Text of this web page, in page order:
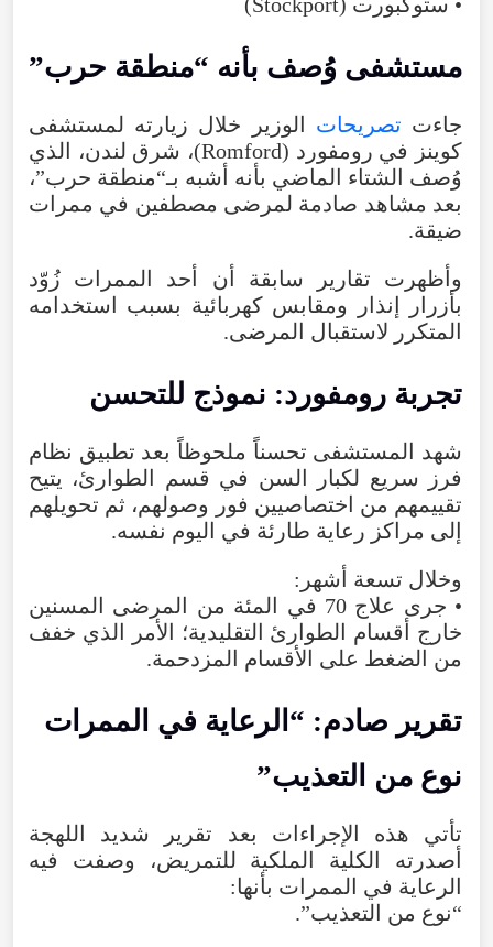
مستشفى وُصف بأنه “منطقة حرب”
جاءت تصريحات الوزير خلال زيارته لمستشفى
كوينز
في رومفورد (
Romford)، شرق لندن، الذي
وُصف الشتاء الماضي بأنه أشبه بـ“منطقة حرب”،
بعد مشاهد صادمة لمرضى مصطفين في ممرات
ضيقة.
وأظهرت
تقارير سابقة أن أحد الممرات زُوّد
بأزرار
إنذار ومقابس كهربائية بسبب استخدامه
المتكرر لاستقبال المرضى.
تجربة رومفورد: نموذج للتحسن
شهد المستشفى تحسناً ملحوظاً بعد تطبيق نظام
فرز
سريع لكبار السن في قسم الطوارئ، يتيح
تقييمهم من اختصاصيين فور وصولهم، ثم تحويلهم
إلى مراكز رعاية طارئة في اليوم نفسه.
وخلال تسعة أشهر :
• جرى علاج 70 في المئة من المرضى المسنين
خارج أقسام الطوارئ التقليدية؛ الأمر الذي خفف
من الضغط على الأقسام المزدحمة.
تقرير صادم: “ الرعاية في الممرات
نوع من التعذيب”
تأتي هذه الإجراءات بعد تقرير شديد
اللهجة
أصدرته
الكلية الملكية للتمريض، وصفت
فيه
الرعاية في الممرات بأنها:
“نوع من التعذيب”.